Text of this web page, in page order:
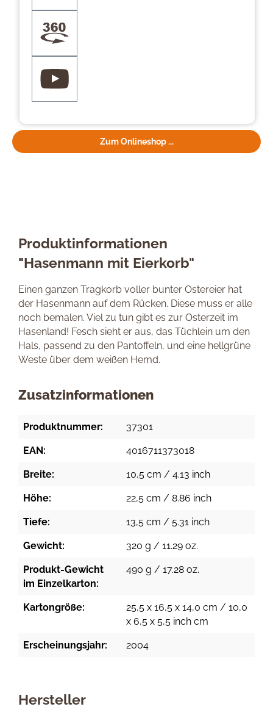
Zum Onlineshop ...
Produktinformationen
"Hasenmann mit Eierkorb"
Einen ganzen Tragkorb voller bunter Ostereier hat
der Hasenmann auf dem Rücken. Diese muss er alle
noch bemalen. Viel zu tun gibt es zur Osterzeit im
Hasenland! Fesch sieht er aus, das Tüchlein um den
Hals, passend zu den Pantoffeln, und eine hellgrüne
Weste über dem weißen Hemd.
Zusatzinformationen
Produktnummer: 37301
EAN: 4016711373018
Breite: 10,5 cm / 4.13 inch
Höhe: 22,5 cm / 8.86 inch
Tiefe: 13,5 cm / 5.31 inch
Gewicht: 320 g / 11.29 oz.
Produkt-Gewicht
im Einzelkarton:
490 g / 17.28 oz.
Kartongröße:
25,5 x 16,5 x 14,0 cm / 10,0
x 6,5 x 5,5 inch cm
Erscheinungsjahr: 2004
Hersteller